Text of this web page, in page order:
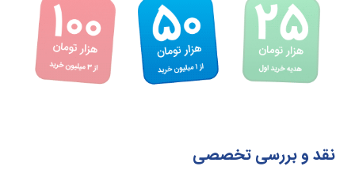
نقد و بررسی تخصصی